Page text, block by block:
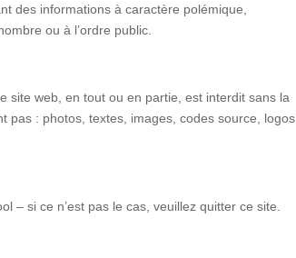
des informations à caractère polémique,
ou à l’ordre public.
site web, en tout ou en partie, est interdit sans la
pas : photos, textes, images, codes source, logos,
– si ce n’est pas le cas, veuillez quitter ce site.